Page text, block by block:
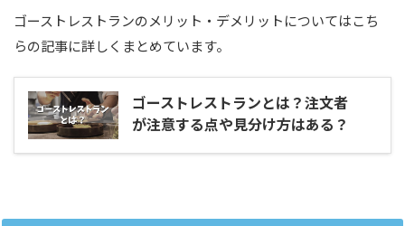
ゴーストレストランのメリット・デメリットについてはこち
らの記事に詳しくまとめています。
ゴーストレストランとは？注文者
が注意する点や見分け方はある？